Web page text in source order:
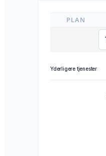
PLAN
Yderligere tjenester